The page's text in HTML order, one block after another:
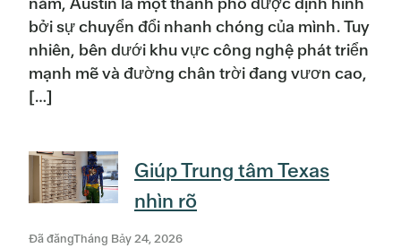
bởi sự chuyển đổi nhanh chóng của mình. Tuy
nhiên, bên dưới khu vực công nghệ phát triển
mạnh mẽ và đường chân trời đang vươn cao,
[…]
Giúp Trung tâm Texas
nhìn rõ
Đã đăngTháng Bảy 24, 2026